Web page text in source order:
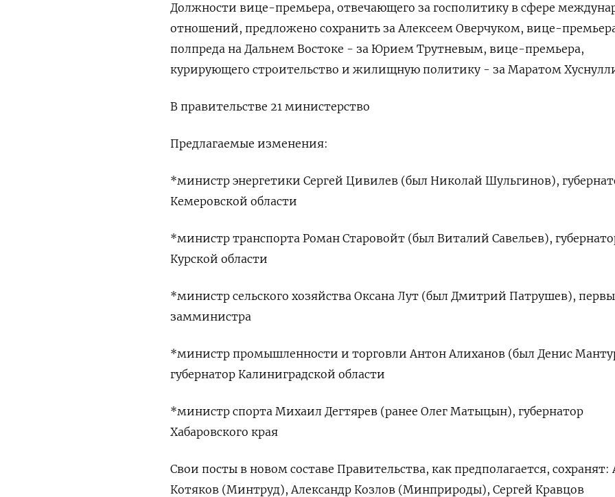
Должности вице-премьера, отвечающего за госполитику в сфере
отношений, предложено сохранить за Алексеем Оверчуком, вице-
полпреда на Дальнем Востоке - за Юрием Трутневым, вице-премьера,
курирующего строительство и жилищную политику - за Маратом
В правительстве 21 министерство
Предлагаемые изменения:
*министр энергетики Сергей Цивилев (был Николай Шульгинов),
Кемеровской области
*министр транспорта Роман Старовойт (был Виталий Савельев),
Курской области
*министр сельского хозяйства Оксана Лут (был Дмитрий Патрушев),
замминистра
*министр промышленности и торговли Антон Алиханов (был Денис
губернатор Калиниградской области
*министр спорта Михаил Дегтярев (ранее Олег Матыцын), губернатор
Хабаровского края
Свои посты в новом составе Правительства, как предполагается, сохранят:
Котяков (Минтруд), Александр Козлов (Минприроды), Сергей Кравцов